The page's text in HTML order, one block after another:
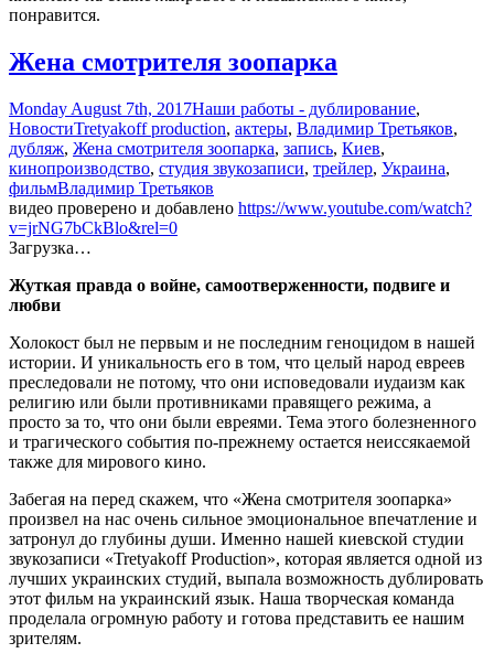
понравится.
Жена смотрителя зоопарка
Monday August 7th, 2017Наши работы - дублирование,
НовостиTretyakoff production, актеры, Владимир Третьяков,
дубляж, Жена смотрителя зоопарка, запись, Киев,
кинопроизводство, студия звукозаписи, трейлер, Украина,
фильмВладимир Третьяков
видео проверено и добавлено https://www.youtube.com/watch?
v=jrNG7bCkBlo&rel=0
Загрузка…
Жуткая правда о войне, самоотверженности, подвиге и
любви
Холокост был не первым и не последним геноцидом в нашей
истории. И уникальность его в том, что целый народ евреев
преследовали не потому, что они исповедовали иудаизм как
религию или были противниками правящего режима, а
просто за то, что они были евреями. Тема этого болезненного
и трагического события по-прежнему остается неиссякаемой
также для мирового кино.
Забегая на перед скажем, что «Жена смотрителя зоопарка»
произвел на нас очень сильное эмоциональное впечатление и
затронул до глубины души. Именно нашей киевской студии
звукозаписи «Tretyakoff Production», которая является одной из
лучших украинских студий, выпала возможность дублировать
этот фильм на украинский язык. Наша творческая команда
проделала огромную работу и готова представить ее нашим
зрителям.